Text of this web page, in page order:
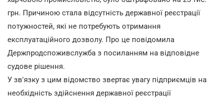
грн. Причиною стала відсутність державної реєстрації
потужностей, які не потребують отримання
експлуатаційного дозволу. Про це повідомила
Держпродспоживслужба з посиланням на відповідне
судове рішення.
У зв'язку з цим відомство звертає увагу підприємців на
необхідність здійснення державної реєстрації